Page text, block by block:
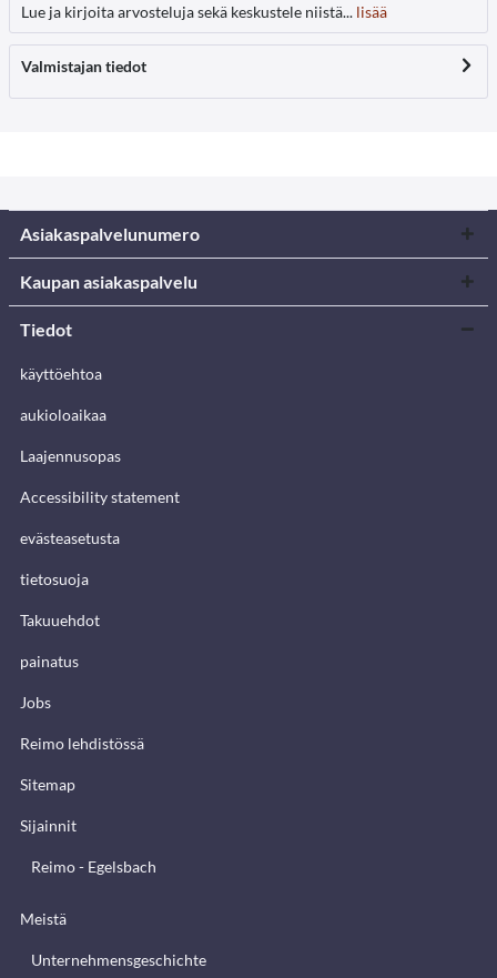
Lue ja kirjoita arvosteluja sekä keskustele niistä... lisää
Valmistajan tiedot
Asiakaspalvelunumero
Kaupan asiakaspalvelu
Tiedot
käyttöehtoa
aukioloaikaa
Laajennusopas
Accessibility statement
evästeasetusta
tietosuoja
Takuuehdot
painatus
Jobs
Reimo lehdistössä
Sitemap
Sijainnit
Reimo - Egelsbach
Meistä
Unternehmensgeschichte